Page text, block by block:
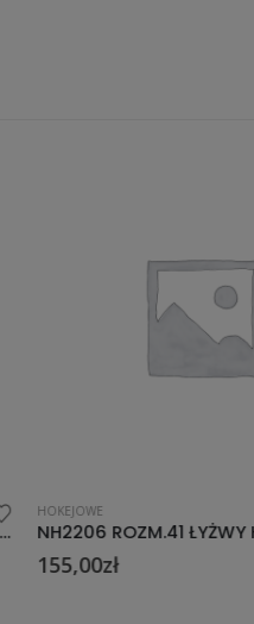
NH2206 ROZM.41 ŁYŻWY HOKEJOWE NILS EXTREME